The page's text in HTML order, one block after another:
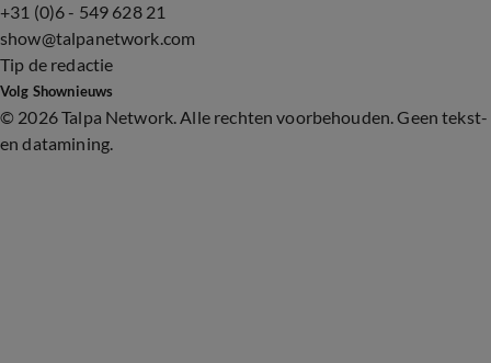
+31 (0)6 - 549 628 21
show@talpanetwork.com
Tip de redactie
Volg Shownieuws
© 2026 Talpa Network. Alle rechten voorbehouden. Geen tekst-
en datamining.